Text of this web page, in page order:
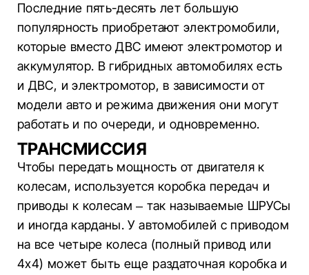
Последние пять-десять лет большую
популярность приобретают электромобили,
которые вместо ДВС имеют электромотор и
аккумулятор. В гибридных автомобилях есть
и ДВС, и электромотор, в зависимости от
модели авто и режима движения они могут
работать и по очереди, и одновременно.
ТРАНСМИССИЯ
Чтобы передать мощность от двигателя к
колесам, используется коробка передач и
приводы к колесам – так называемые ШРУСы
и иногда карданы. У автомобилей с приводом
на все четыре колеса (полный привод или
4х4) может быть еще раздаточная коробка и